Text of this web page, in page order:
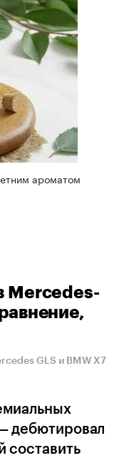
ароматом
Mercedes-
GLS и BMW X7
дебютировал
составить